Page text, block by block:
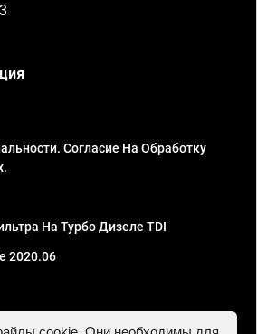
Согласие На Обработку
На Турбо Дизеле TDI
2020.06
ИНН 781302555843,